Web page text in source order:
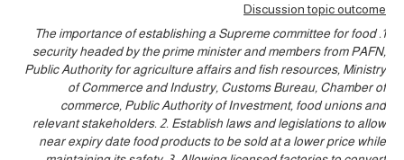
Discussion topic outcome
1. The importance of establishing a Supreme committee for food
security headed by the prime minister and members from PAFN,
Public Authority for agriculture affairs and fish resources, Ministry
of Commerce and Industry, Customs Bureau, Chamber of
commerce, Public Authority of Investment, food unions and
relevant stakeholders. 2. Establish laws and legislations to allow
near expiry date food products to be sold at a lower price while